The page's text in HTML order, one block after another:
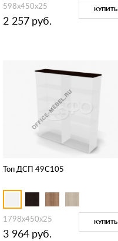
598х450х25
2 257 руб.
КУПИТЬ
Топ ДСП 49C105
1798х450х25
3 964 руб.
КУПИТЬ